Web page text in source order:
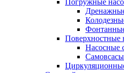
Погружные
Поверхностные
Насосные